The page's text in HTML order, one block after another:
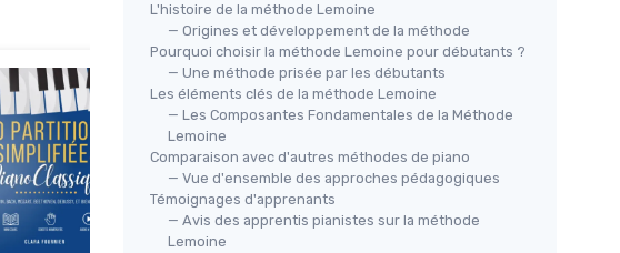
L'histoire de la méthode Lemoine
— Origines et développement de la méthode
Pourquoi choisir la méthode Lemoine pour débutants ?
— Une méthode prisée par les débutants
Les éléments clés de la méthode Lemoine
— Les Composantes Fondamentales de la Méthode
Lemoine
Comparaison avec d'autres méthodes de piano
— Vue d'ensemble des approches pédagogiques
Témoignages d'apprenants
— Avis des apprentis pianistes sur la méthode
Lemoine